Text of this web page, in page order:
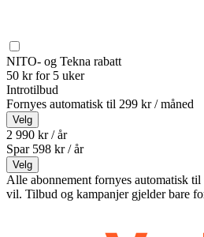
NITO- og Tekna rabatt
50 kr for 5 uker
Introtilbud
Fornyes automatisk til 299 kr / måned
Velg
2 990 kr / år
Spar 598 kr /år
Velg
Alle abonnement fornyes automatisk
vil. Tilbud og kampanjer gjelder bare